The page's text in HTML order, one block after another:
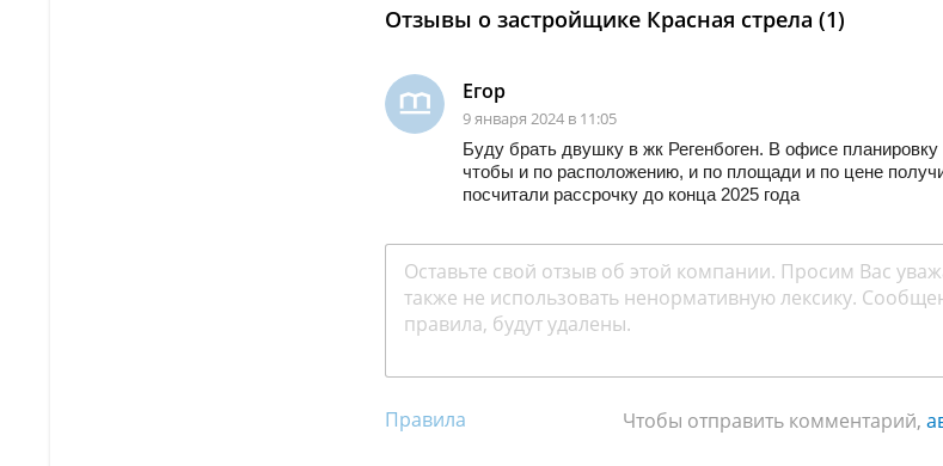
Отзывы о застройщике Красная стрела (1)
Егор
9 января 2024 в 11:05
Буду брать двушку в жк Регенбоген. В офисе
чтобы и по расположению, и по площади и по цене
посчитали рассрочку до конца 2025 года
Чтобы отправить комментарий,
Правила